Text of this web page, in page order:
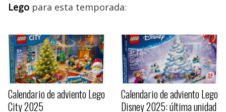
Lego para esta temporada:
Calendario de adviento Lego
City 2025
Calendario de adviento Lego
Disney 2025: última unidad